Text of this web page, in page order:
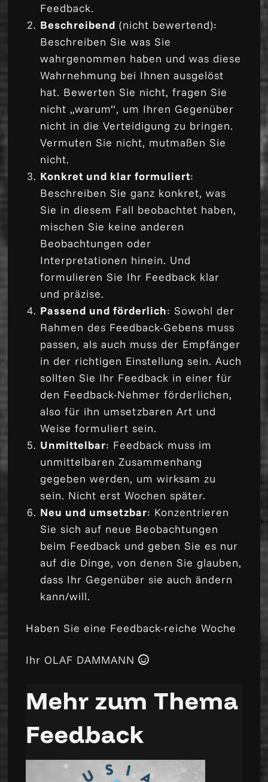
Feedback.
Beschreibend (nicht bewertend):
Beschreiben Sie was Sie
wahrgenommen haben und was diese
Wahrnehmung bei Ihnen ausgelöst
hat. Bewerten Sie nicht, fragen Sie
nicht „warum“, um Ihren Gegenüber
nicht in die Verteidigung zu bringen.
Vermuten Sie nicht, mutmaßen Sie
nicht.
Konkret und klar formuliert:
Beschreiben Sie ganz konkret, was
Sie in diesem Fall beobachtet haben,
mischen Sie keine anderen
Beobachtungen oder
Interpretationen hinein. Und
formulieren Sie Ihr Feedback klar
und präzise.
Passend und förderlich: Sowohl der
Rahmen des Feedback-Gebens muss
passen, als auch muss der Empfänger
in der richtigen Einstellung sein. Auch
sollten Sie Ihr Feedback in einer für
den Feedback-Nehmer förderlichen,
also für ihn umsetzbaren Art und
Weise formuliert sein.
Unmittelbar: Feedback muss im
unmittelbaren Zusammenhang
gegeben werden, um wirksam zu
sein. Nicht erst Wochen später.
Neu und umsetzbar: Konzentrieren
Sie sich auf neue Beobachtungen
beim Feedback und geben Sie es nur
auf die Dinge, von denen Sie glauben,
dass Ihr Gegenüber sie auch ändern
kann/will.
Haben Sie eine Feedback-reiche Woche
Ihr OLAF DAMMANN
Mehr zum Thema
Feedback